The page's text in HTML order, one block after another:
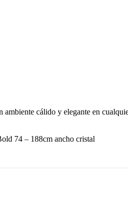
cálido y elegante en
74 – 188cm ancho cristal